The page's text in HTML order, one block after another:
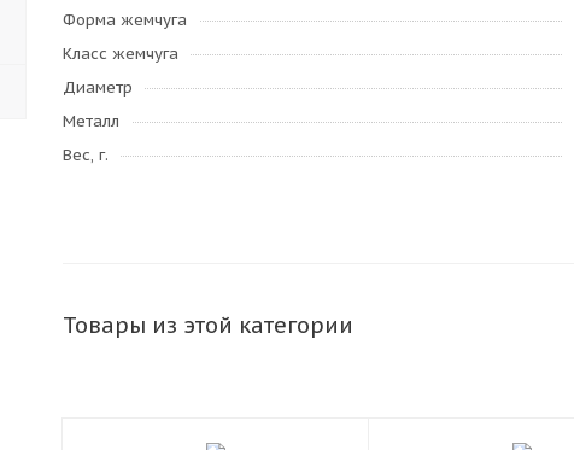
Форма жемчуга
Класс жемчуга
Диаметр
Металл
Вес, г.
Товары из этой категории